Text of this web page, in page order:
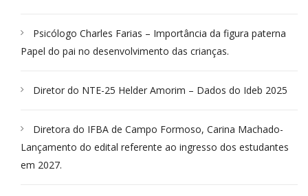
Psicólogo Charles Farias – Importância da figura paterna
Papel do pai no desenvolvimento das crianças.
Diretor do NTE-25 Helder Amorim – Dados do Ideb 2025
Diretora do IFBA de Campo Formoso, Carina Machado-
Lançamento do edital referente ao ingresso dos estudantes
em 2027.